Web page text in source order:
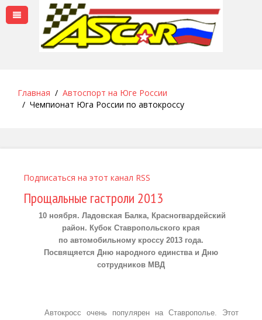
Главная
Автоспорт на Юге России
Чемпионат Юга России по автокроссу
Подписаться на этот канал RSS
Прощальные гастроли 2013
10 ноября. Ладовская Балка, Красногвардейский
район. Кубок Ставропольского края
по автомобильному кроссу 2013 года.
Посвящяется Дню народного единства и Дню
сотрудников МВД
Автокросс очень популярен на Ставрополье. Этот